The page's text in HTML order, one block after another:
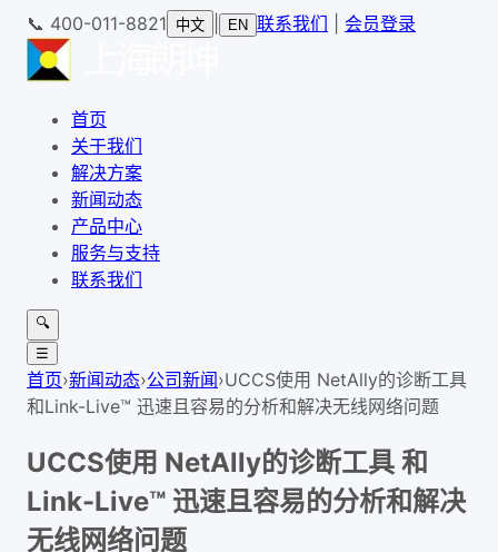
📞 400-011-8821 中文 EN 联系我们 会员登录
首页
关于我们
解决方案
新闻动态
产品中心
服务与支持
联系我们
🔍
☰
首页›新闻动态›公司新闻›UCCS使用 NetAlly的诊断工具
和Link-Live™ 迅速且容易的分析和解决无线网络问题
UCCS使用 NetAlly的诊断工具 和
Link-Live™ 迅速且容易的分析和解决
无线网络问题